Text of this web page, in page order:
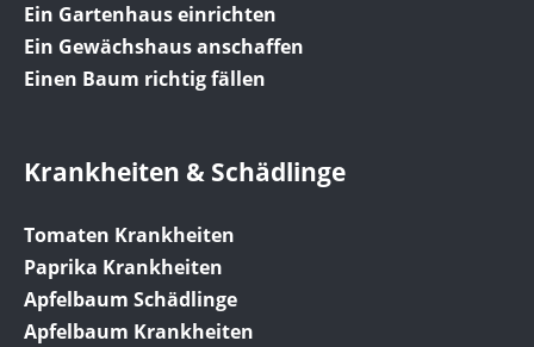
Ein Gartenhaus einrichten
Ein Gewächshaus anschaffen
Einen Baum richtig fällen
Krankheiten & Schädlinge
Tomaten Krankheiten
Paprika Krankheiten
Apfelbaum Schädlinge
Apfelbaum Krankheiten